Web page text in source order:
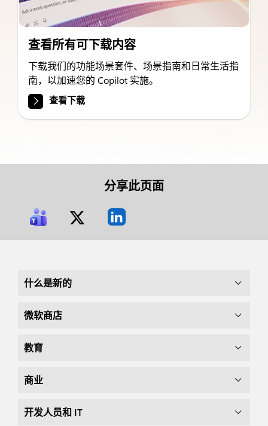
查看所有可下载内容
下载我们的功能场景套件、场景指南和日常生活指
南，以加速您的 Copilot 实施。
查看下载
分享此页面
什么是新的
微软商店
教育
商业
开发人员和 IT